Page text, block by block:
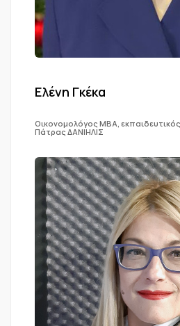
Ελένη Γκέκα
Οικονομολόγος ΜΒΑ,
Πάτρας ΔΑΝΙΗΛΙΣ